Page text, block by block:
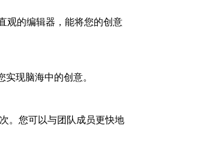
观的编辑器，能将您的创意
现脑海中的创意。
。您可以与团队成员更快地